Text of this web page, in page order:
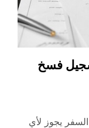
فسخ
يجوز لأي